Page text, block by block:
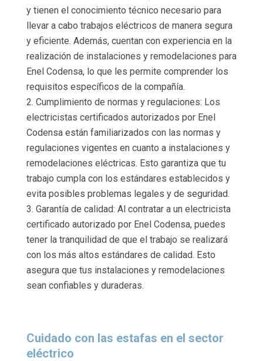
y tienen el conocimiento técnico necesario para
llevar a cabo trabajos eléctricos de manera segura
y eficiente. Además, cuentan con experiencia en la
realización de instalaciones y remodelaciones para
Enel Codensa, lo que les permite comprender los
requisitos específicos de la compañía.
Cumplimiento de normas y regulaciones: Los
electricistas certificados autorizados por Enel
Codensa están familiarizados con las normas y
regulaciones vigentes en cuanto a instalaciones y
remodelaciones eléctricas. Esto garantiza que tu
trabajo cumpla con los estándares establecidos y
evita posibles problemas legales y de seguridad.
Garantía de calidad: Al contratar a un electricista
certificado autorizado por Enel Codensa, puedes
tener la tranquilidad de que el trabajo se realizará
con los más altos estándares de calidad. Esto
asegura que tus instalaciones y remodelaciones
sean confiables y duraderas.
Cuidado con las estafas en el sector
eléctrico